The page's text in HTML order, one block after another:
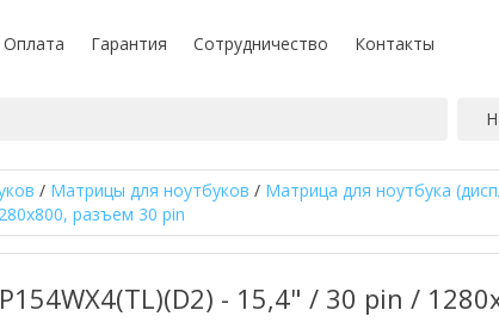
Оплата Гарантия Сотрудничество Контакты
/ Матрицы для ноутбуков / Матрица для ноутбука
разъем 30 pin
- 15,4" / 30 pin /